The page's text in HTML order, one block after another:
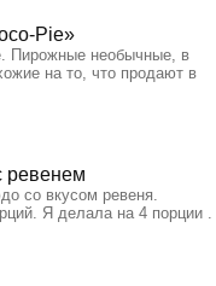
Pie»
Пирожные необычные, в
на то, что продают в
ревенем
со вкусом ревеня.
Я делала на 4 порции .